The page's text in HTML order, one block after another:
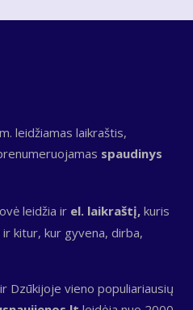
leidžiamas laikraštis,
spaudinys
leidžia ir el. laikraštį, kuris
kitur, kur gyvena, dirba,
Dzūkijoje vieno populiariausių